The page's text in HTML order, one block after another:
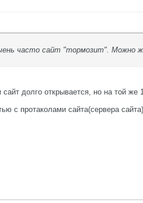
часто сайт "тормозит". Можно
долго открывается, но на той же
с протаколами сайта(сервера сайта)